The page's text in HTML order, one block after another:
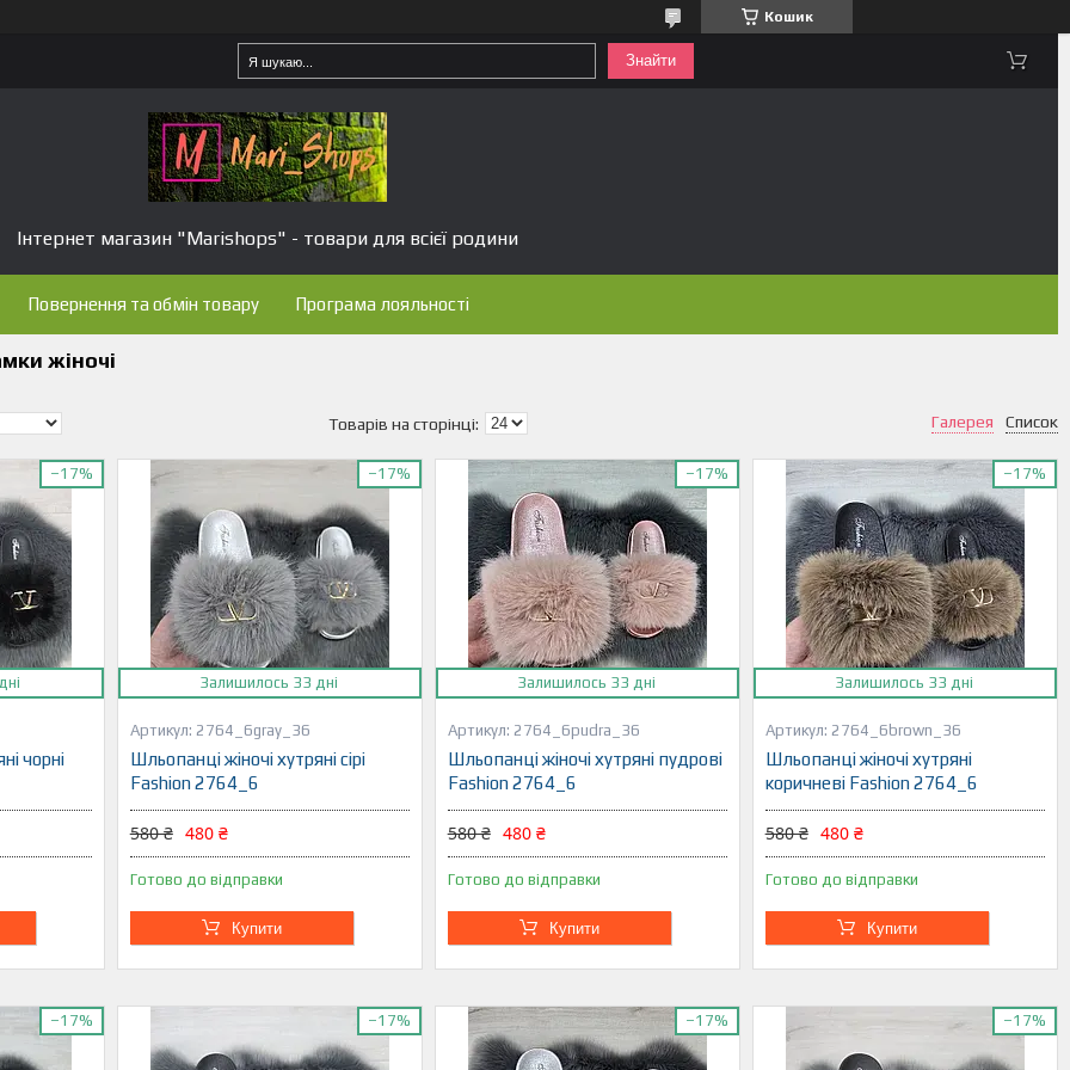
Кошик
Знайти
Інтернет магазин "Marishops" - товари для всієї родини
Повернення та обмін товару Програма лояльності
жіночі
Галерея Список
–17%
чорні
–17%
Залишилось 33 дні
2764_6gray_36
Шльопанці жіночі хутряні сірі
Fashion 2764_6
580 ₴ 480 ₴
Готово до відправки
Купити
–17%
Залишилось 33 дні
2764_6pudra_36
Шльопанці жіночі хутряні пудрові
Fashion 2764_6
580 ₴ 480 ₴
Готово до відправки
Купити
–17%
Залишилось 33 дні
2764_6brown_36
Шльопанці жіночі хутряні
коричневі Fashion 2764_6
580 ₴ 480 ₴
Готово до відправки
Купити
–17% –17% –17% –17%